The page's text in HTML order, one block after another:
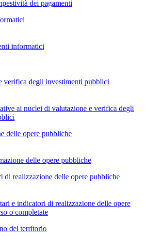
dei pagamenti
informatici
verifica degli investimenti pubblici
ai nuclei di valutazione e verifica degli
delle opere pubbliche
delle opere pubbliche
di realizzazione delle opere pubbliche
e indicatori di realizzazione delle opere
o completate
del territorio